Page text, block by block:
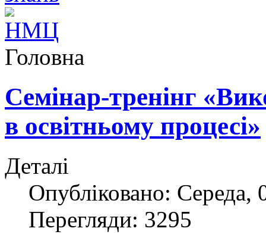
Головна
Cемінар-тренінг
в освітньому процесі»
Деталі
Опубліковано: Середа,
Перегляди: 3295